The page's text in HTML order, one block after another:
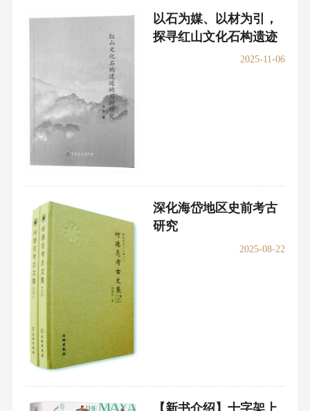
以石为媒、以材为引，
探寻红山文化石构遗迹
2025-11-06
深化海岱地区史前考古
研究
2025-08-22
【新书介绍】十字架上